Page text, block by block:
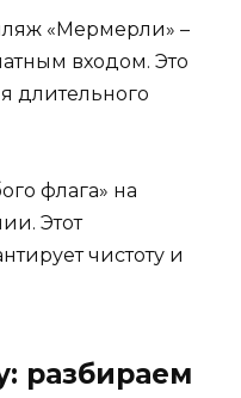
«Мермерли» –
входом. Это
длительного
флага» на
Этот
чистоту и
разбираем